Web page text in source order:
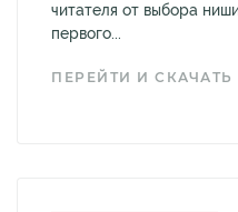
читателя от выбора
первого...
ПЕРЕЙТИ И СКАЧАТЬ